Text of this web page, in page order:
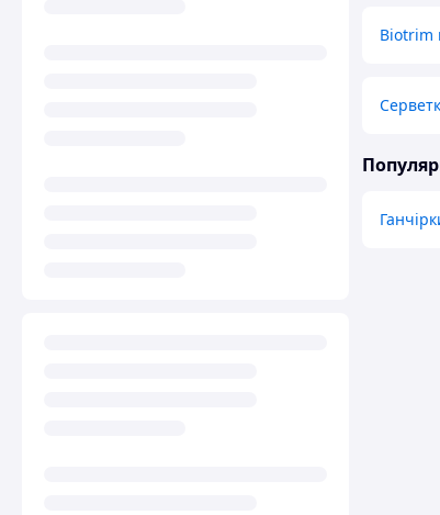
Biotrim